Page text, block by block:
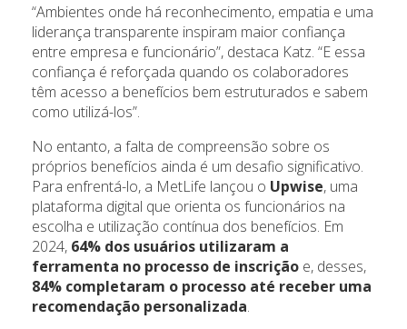
“Ambientes onde há reconhecimento, empatia e uma
liderança transparente inspiram maior confiança
entre empresa e funcionário”, destaca Katz. “E essa
confiança é reforçada quando os colaboradores
têm acesso a benefícios bem estruturados e sabem
como utilizá-los”.
No entanto, a falta de compreensão sobre os
próprios benefícios ainda é um desafio significativo.
Para enfrentá-lo, a MetLife lançou o Upwise, uma
plataforma digital que orienta os funcionários na
escolha e utilização contínua dos benefícios. Em
2024, 64% dos usuários utilizaram a
ferramenta no processo de inscrição e, desses,
84% completaram o processo até receber uma
recomendação personalizada.